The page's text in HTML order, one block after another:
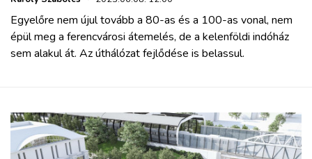
Egyelőre nem újul tovább a 80-as és a 100-as vonal, nem
épül meg a ferencvárosi átemelés, de a kelenföldi indóház
sem alakul át. Az úthálózat fejlődése is belassul.